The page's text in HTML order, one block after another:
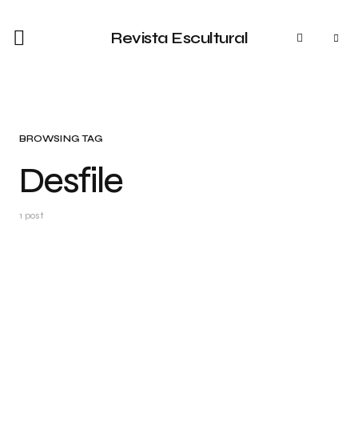
Revista Escultural
BROWSING TAG
Desfile
1 post